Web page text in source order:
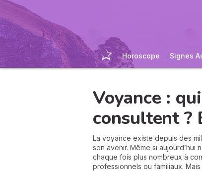
Horoscope Signes
Voyance :
consultent ?
La voyance existe depuis des
son avenir. Même si aujourd’hui
chaque fois plus nombreux à
professionnels ou familiaux.